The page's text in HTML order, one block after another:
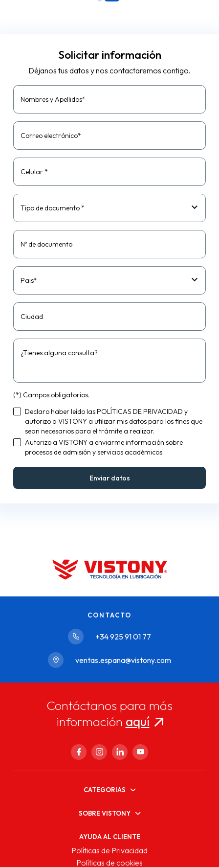
Solicitar información
Déjanos tus datos y nos contactaremos contigo.
Nombres y Apellidos*
Correo electrónico*
Celular *
Tipo de documento *
Nº de documento
Pais*
Ciudad
¿Tienes alguna consulta?
(*) Campos obligatorios.
Declaro haber leído lasPOLÍTICAS DE PRIVACIDAD y
autorizo a VISTONY a utilizar mis datos para los fines que
sean necesarios para el trámite a realizar.
Autorizo a VISTONY a enviarme información sobre
procesos de admisión y servicios académicos.
CONTACTO
+34 925 91 01 77
ventas.espana@vistony.com
Contáctanos para más
información aquí
CATEGORIAS
SOBRE VISTONY
AYUDA AL CLIENTE
Políticas de Privacidad
Políticas de cookies